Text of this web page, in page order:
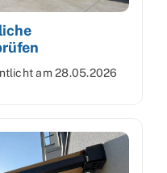
am28.05.2026